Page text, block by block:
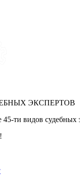
ЭКСПЕРТОВ
ти видов судебных